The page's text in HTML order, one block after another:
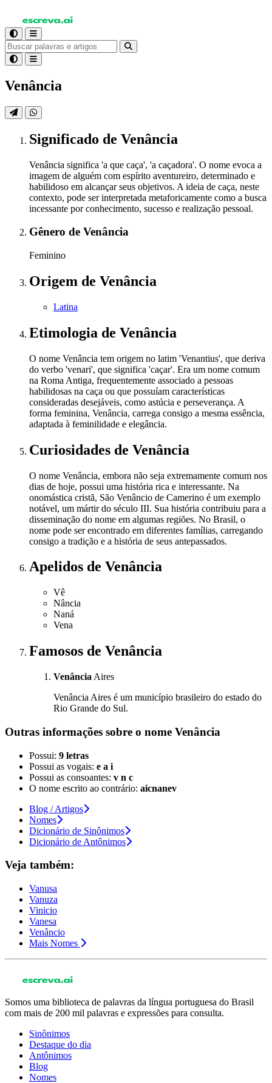
Venância
Significado de Venância
Venância significa 'a que caça', 'a caçadora'. O nome evoca a
imagem de alguém com espírito aventureiro, determinado e
habilidoso em alcançar seus objetivos. A ideia de caça, neste
contexto, pode ser interpretada metaforicamente como a busca
incessante por conhecimento, sucesso e realização pessoal.
Gênero de Venância
Feminino
Origem de Venância
Latina
Etimologia de Venância
O nome Venância tem origem no latim 'Venantius', que deriva
do verbo 'venari', que significa 'caçar'. Era um nome comum
na Roma Antiga, frequentemente associado a pessoas
habilidosas na caça ou que possuíam características
consideradas desejáveis, como astúcia e perseverança. A
forma feminina, Venância, carrega consigo a mesma essência,
adaptada à feminilidade e elegância.
Curiosidades de Venância
O nome Venância, embora não seja extremamente comum nos
dias de hoje, possui uma história rica e interessante. Na
onomástica cristã, São Venâncio de Camerino é um exemplo
notável, um mártir do século III. Sua história contribuiu para a
disseminação do nome em algumas regiões. No Brasil, o
nome pode ser encontrado em diferentes famílias, carregando
consigo a tradição e a história de seus antepassados.
Apelidos de Venância
Vê
Nância
Naná
Vena
Famosos de Venância
Venância Aires
Venância Aires é um município brasileiro do estado do
Rio Grande do Sul.
Outras informações sobre o nome Venância
Possui: 9 letras
Possui as vogais: e a i
Possui as consoantes: v n c
O nome escrito ao contrário: aicnanev
Blog / Artigos
Nomes
Dicionário de Sinônimos
Dicionário de Antônimos
Veja também:
Vanusa
Vanuza
Vinicio
Vanesa
Venâncio
Mais Nomes
Somos uma biblioteca de palavras da língua portuguesa do Brasil
com mais de 200 mil palavras e expressões para consulta.
Sinônimos
Destaque do dia
Antônimos
Blog
Nomes